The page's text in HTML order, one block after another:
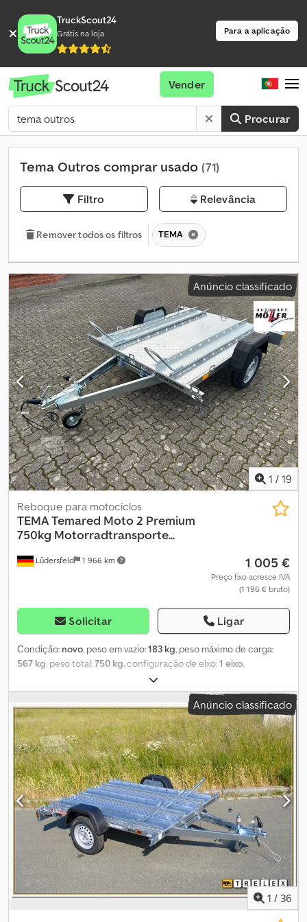
TruckScout24
Grátis na loja Para a aplicação
Procurar
Vender
Tema Outros comprar usado (71)
Filtro Relevância
Remover todos os filtros TEMA
Anúncio classificado
1 / 19
Lüdersfeld 1 966 km
Reboque para motociclos
TEMATemared Moto 2 Premium
750kg Motorradtransporte...
1 005 €
Preço fixo acresce IVA
(1 196 € bruto)
Solicitar Ligar
Condição: novo, peso em vazio:183 kg, peso máximo de carga:
567 kg, peso total:750 kg, configuração de eixo:1 eixo,
comprimento do espaço de carga:
de carga:1 550 mm, Ano de fabrico:2026, quilometragem:50 km,
tipo de engrenagem:mecânico, eficiência energética:A,
Temared Moto 2 Premium Reboque para transporte de
motocicletas para até 2 motos Reboque para automóvel Estado:
Novo (ano de fabricação: 2026) 3 anos de inspeção técnica
principal a partir da data do primeiro registro Dcodpfxjuchbqs
Aiusk Inclui documentação para registro (Certificado de Registro
do Veículo / Parte II do Certificado de Registro e COC) Disponível
em: Cerca de 6 semanas após a confirmação do pedido (previsão
não vinculativa) Financiamento disponível por intermédio dos
nossos bancos parceiros! Dados técnicos Peso bruto admissível:
750 kg Peso em vazio: aprox. 183 kg Carga útil: aprox. 567 kg
Número de eixos: 1 Comprimento útil de carga: 2.300 mm Largura
útil de carga: 1.550 mm Tipo de freio: Sem freio Chassi: Plataforma
baixa (rodas ao lado da estrutura), eixo com suspensão de
borracha Elétrica: 12V, conector de 13 pinos Medida dos pneus:
Anúncio classificado
1 / 36